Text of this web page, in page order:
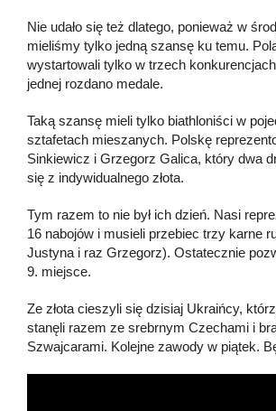
Nie udało się też dlatego, ponieważ w
mieliśmy tylko jedną szansę ku temu.
wystartowali tylko w trzech
jednej rozdano medale.
Taką szansę mieli tylko biathloniści w
sztafetach mieszanych. Polskę
Sinkiewicz i Grzegorz Galica, który dwa
się z indywidualnego złota.
Tym razem to nie był ich dzień. Nasi
16 nabojów i musieli przebiec trzy karne
Justyna i raz Grzegorz). Ostatecznie
9. miejsce.
Ze złota cieszyli się dzisiaj Ukraińcy,
stanęli razem ze srebrnym Czechami i
Szwajcarami. Kolejne zawody w piątek.